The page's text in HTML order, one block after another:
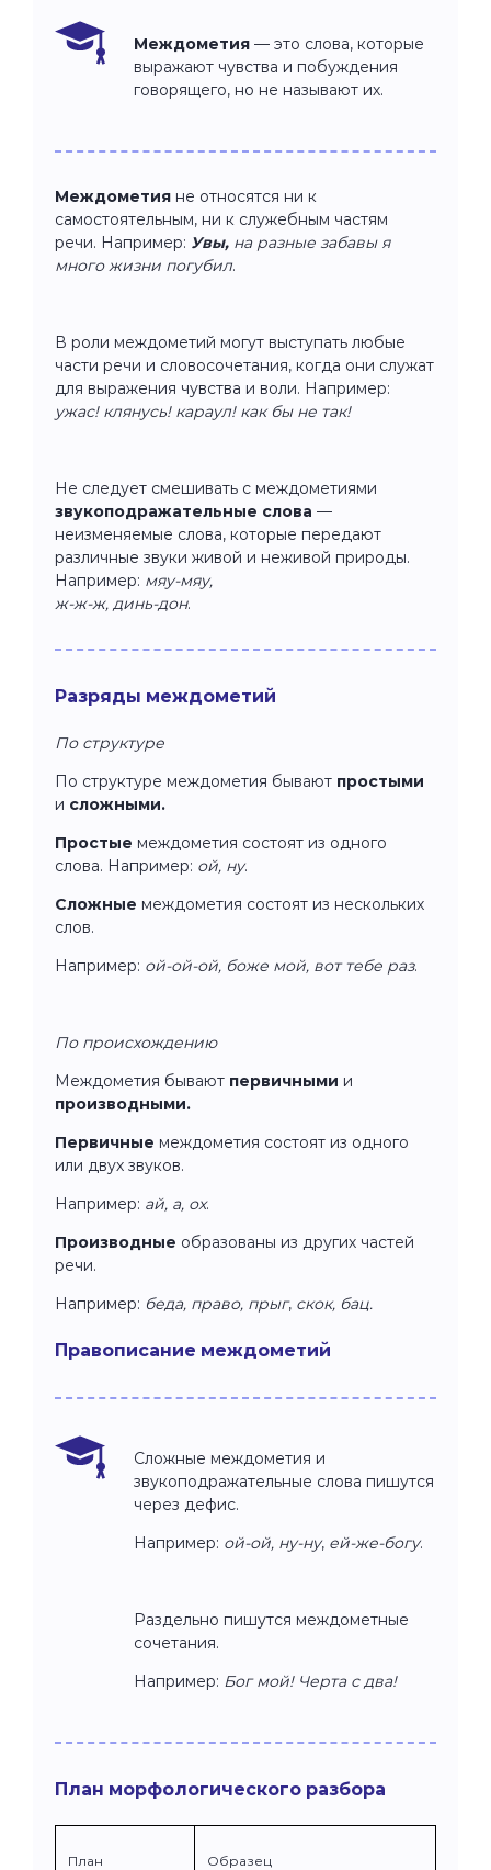
Междометия — это слова, которые
выражают чувства и побуждения
говорящего, но не называют их.
Междометия не относятся ни к
самостоятельным, ни к служебным частям
речи. Например: Увы, на разные забавы я
много жизни погубил.
В роли междометий могут выступать любые
части речи и словосочетания, когда они служат
для выражения чувства и воли. Например:
ужас! клянусь! караул! как бы не так!
Не следует смешивать с междометиями
звукоподражательные слова —
неизменяемые слова, которые передают
различные звуки живой и неживой природы.
Например: мяу-мяу,
ж-ж-ж, динь-дон.
Разряды междометий
По структуре
По структуре междометия бывают простыми
и сложными.
Простые междометия состоят из одного
слова. Например: ой, ну.
Сложные междометия состоят из нескольких
слов.
Например: ой-ой-ой, боже мой, вот тебе раз.
По происхождению
Междометия бывают первичными и
производными.
Первичные междометия состоят из одного
или двух звуков.
Например: ай, а, ох.
Производные образованы из других частей
речи.
Например: беда, право, прыг, скок, бац.
Правописание междометий
Сложные междометия и
звукоподражательные слова пишутся
через дефис.
Например: ой-ой, ну-ну, ей-же-богу.
Раздельно пишутся междометные
сочетания.
Например: Бог мой! Черта с два!
План морфологического разбора
План Образец